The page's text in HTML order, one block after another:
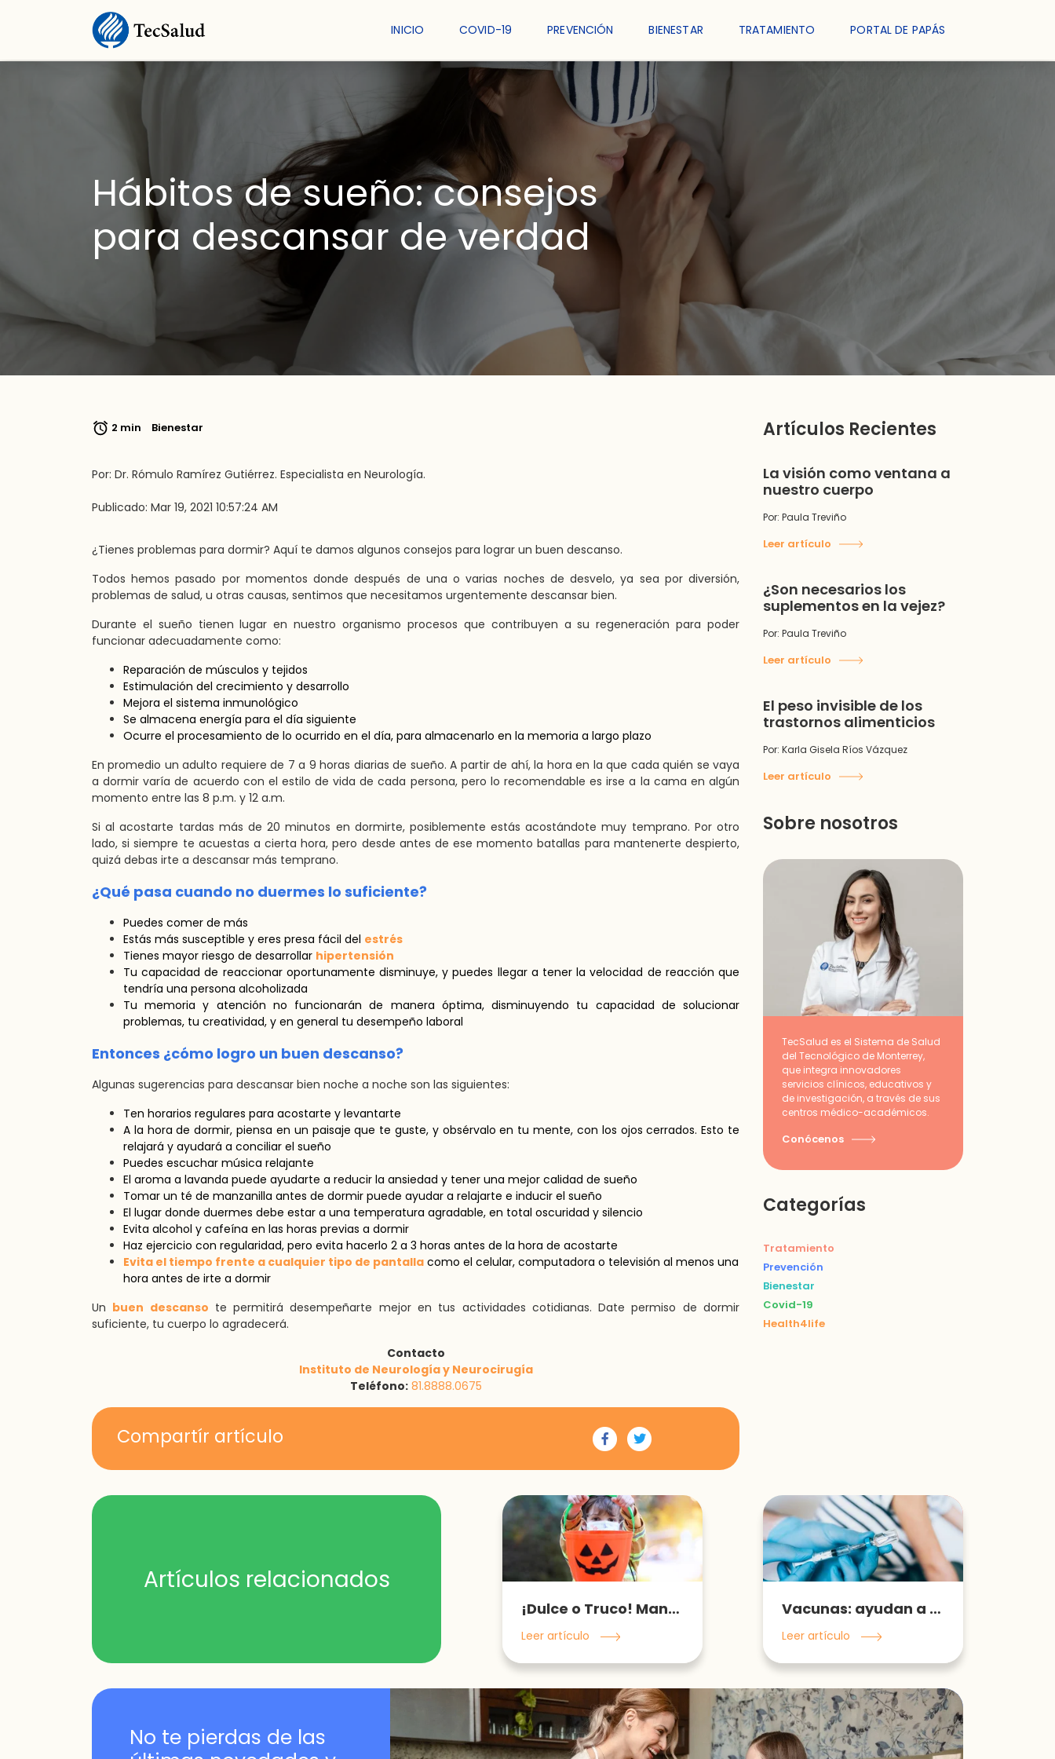
INICIO COVID-19 PREVENCIÓN BIENESTAR TRATAMIENTO PORTAL DE PAPÁS
Hábitos de sueño: consejos
para descansar de verdad
2 min Bienestar
Por: Dr. Rómulo Ramírez Gutiérrez. Especialista en Neurología.
Publicado: Mar 19, 2021 10:57:24 AM
¿Tienes problemas para dormir? Aquí te damos algunos consejos para lograr un buen descanso.
Todos hemos pasado por momentos donde después de una o varias noches de desvelo, ya sea por diversión,
problemas de salud, u otras causas, sentimos que necesitamos urgentemente descansar bien.
Durante el sueño tienen lugar en nuestro organismo procesos que contribuyen a su regeneración para poder
funcionar adecuadamente como:
Reparación de músculos y tejidos
Estimulación del crecimiento y desarrollo
Mejora el sistema inmunológico
Se almacena energía para el día siguiente
Ocurre el procesamiento de lo ocurrido en el día, para almacenarlo en la memoria a largo plazo
En promedio un adulto requiere de 7 a 9 horas diarias de sueño. A partir de ahí, la hora en la que cada quién se vaya
a dormir varía de acuerdo con el estilo de vida de cada persona, pero lo recomendable es irse a la cama en algún
momento entre las 8 p.m. y 12 a.m.
Si al acostarte tardas más de 20 minutos en dormirte, posiblemente estás acostándote muy temprano. Por otro
lado, si siempre te acuestas a cierta hora, pero desde antes de ese momento batallas para mantenerte despierto,
quizá debas irte a descansar más temprano.
¿Qué pasa cuando no duermes lo suficiente?
Puedes comer de más
Estás más susceptible y eres presa fácil del estrés
Tienes mayor riesgo de desarrollar hipertensión
Tu capacidad de reaccionar oportunamente disminuye, y puedes llegar a tener la velocidad de reacción que
tendría una persona alcoholizada
Tu memoria y atención no funcionarán de manera óptima, disminuyendo tu capacidad de solucionar
problemas, tu creatividad, y en general tu desempeño laboral
Entonces ¿cómo logro un buen descanso?
Algunas sugerencias para descansar bien noche a noche son las siguientes:
Ten horarios regulares para acostarte y levantarte
A la hora de dormir, piensa en un paisaje que te guste, y obsérvalo en tu mente, con los ojos cerrados. Esto te
relajará y ayudará a conciliar el sueño
Puedes escuchar música relajante
El aroma a lavanda puede ayudarte a reducir la ansiedad y tener una mejor calidad de sueño
Tomar un té de manzanilla antes de dormir puede ayudar a relajarte e inducir el sueño
El lugar donde duermes debe estar a una temperatura agradable, en total oscuridad y silencio
Evita alcohol y cafeína en las horas previas a dormir
Haz ejercicio con regularidad, pero evita hacerlo 2 a 3 horas antes de la hora de acostarte
Evita el tiempo frente a cualquier tipo de pantalla como el celular, computadora o televisión al menos una
hora antes de irte a dormir
Un buen descanso te permitirá desempeñarte mejor en tus actividades cotidianas. Date permiso de dormir
suficiente, tu cuerpo lo agradecerá.
Contacto
Instituto de Neurología y Neurocirugía
Teléfono: 81.8888.0675
Compartír artículo
Artículos Recientes
La visión como ventana a
nuestro cuerpo
Por: Paula Treviño
Leer artículo
¿Son necesarios los
suplementos en la vejez?
Por: Paula Treviño
Leer artículo
El peso invisible de los
trastornos alimenticios
Por: Karla Gisela Ríos Vázquez
Leer artículo
Sobre nosotros
TecSalud es el Sistema de Salud
del Tecnológico de Monterrey,
que integra innovadores
servicios clínicos, educativos y
de investigación, a través de sus
centros médico-académicos.
Conócenos
Categorías
Tratamiento
Prevención
Bienestar
Covid-19
Health4life
Artículos relacionados
¡Dulce o Truco! Mantén a tus hijos lejos del COVID-19
Leer artículo
Vacunas: ayudan a defenderte de enfermedades potencialmente peligrosas
Leer artículo
No te pierdas de las